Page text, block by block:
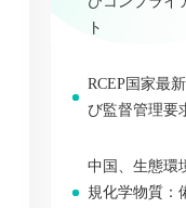
ト
RCEP国家最
び監督管理要
中国、生態
規化学物質：